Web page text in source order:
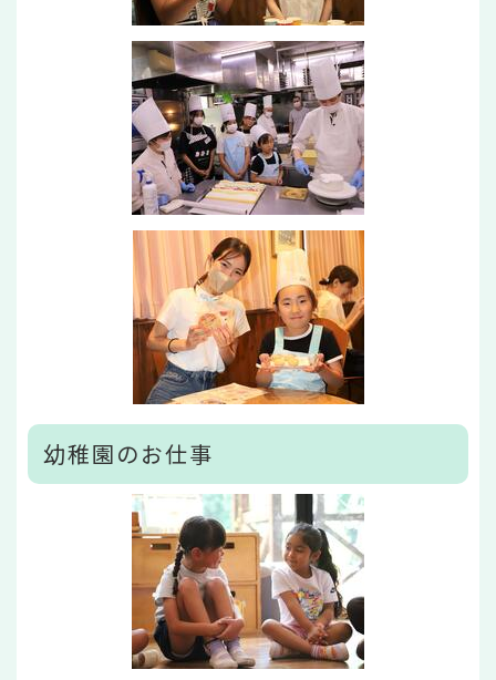
幼稚園のお仕事